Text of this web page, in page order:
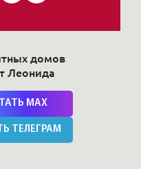
c политикой сайта
домов
Леонида
MAX
ТЕЛЕГРАМ